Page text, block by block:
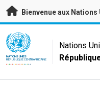
Passer au contenu principal
Bienvenue aux Nations
UN Logo
NATIONS UNIES
RÉPUBLIQUE CENTRAFRICAINE
Nations